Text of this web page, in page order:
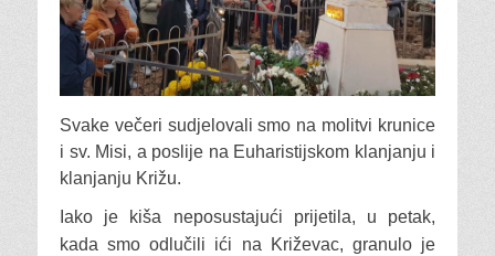
Svake večeri sudjelovali smo na molitvi krunice
i sv. Misi, a poslije na Euharistijskom klanjanju i
klanjanju Križu.
Iako je kiša neposustajući prijetila, u petak,
kada smo odlučili ići na Križevac, granulo je